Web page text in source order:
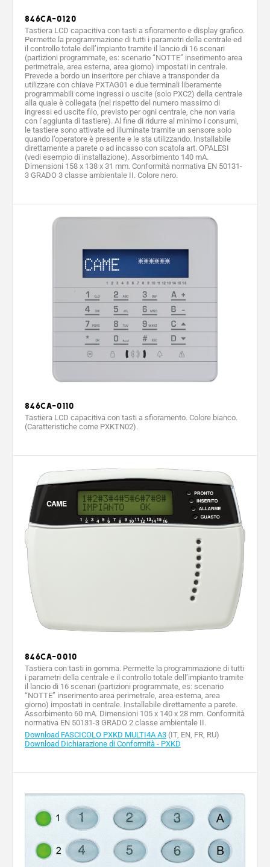
846CA-0120
Tastiera LCD capacitiva con tasti a sfioramento e display grafico.
Permette la programmazione di tutti i parametri della centrale ed
il controllo totale dell’impianto tramite il lancio di 16 scenari
(partizioni programmate, es: scenario “NOTTE” inserimento area
perimetrale, area esterna, area giorno) impostati in centrale.
Prevede a bordo un inseritore per chiave a transponder da
utilizzare con chiave PXTAG01 e due terminali liberamente
programmabili come ingressi o uscite (solo PXC2) della centrale
alla quale è collegata (nel rispetto del numero massimo di
ingressi ed uscite filo, previsto per ogni centrale, che non varia
con l’aggiunta di tastiere). Al fine di ridurre al minimo i consumi,
le tastiere sono attivate ed illuminate tramite un sensore solo
quando l’operatore è presente e le sta utilizzando. Installabile
direttamente a parete o ad incasso con scatola art. OPALESI
(vedi esempio di installazione). Assorbimento 140 mA.
Dimensioni 158 x 138 x 31 mm. Conformità normativa EN 50131-
3 GRADO 3 classe ambientale II. Colore nero.
846CA-0110
Tastiera LCD capacitiva con tasti a sfioramento. Colore bianco.
(Caratteristiche come PXKTN02).
846CA-0010
Tastiera con tasti in gomma. Permette la programmazione di tutti
i parametri della centrale e il controllo totale dell’impianto tramite
il lancio di 16 scenari (partizioni programmate, es: scenario
“NOTTE” inserimento area perimetrale, area esterna, area
giorno) impostati in centrale. Installabile direttamente a parete.
Assorbimento 60 mA. Dimensioni 105 x 140 x 28 mm. Conformità
normativa EN 50131-3 GRADO 2 classe ambientale II.
Download FASCICOLO PXKD MULTI4A A3 (IT, EN, FR, RU)
Download Dichiarazione di Conformità - PXKD